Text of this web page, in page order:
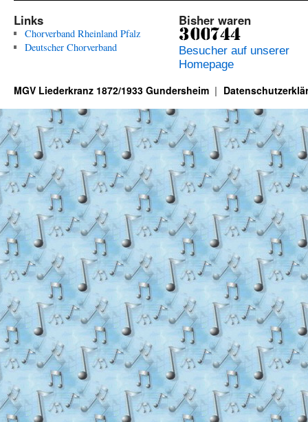
Links
Chorverband Rheinland Pfalz
Deutscher Chorverband
Bisher waren
Besucher auf unserer
Homepage
MGV Liederkranz 1872/1933 Gundersheim